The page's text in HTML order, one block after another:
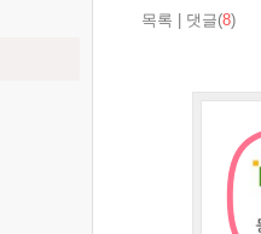
목록 댓글(8)